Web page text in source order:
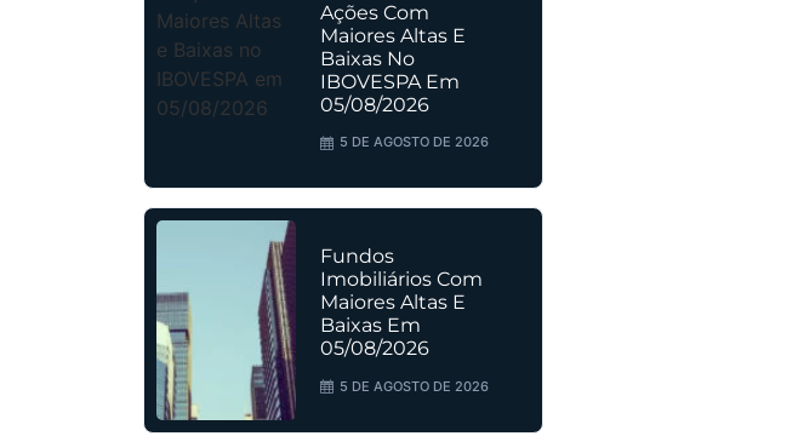
Ações Com
Maiores Altas E
Baixas No
IBOVESPA Em
05/08/2026
5 DE AGOSTO DE 2026
Fundos
Imobiliários Com
Maiores Altas E
Baixas Em
05/08/2026
5 DE AGOSTO DE 2026